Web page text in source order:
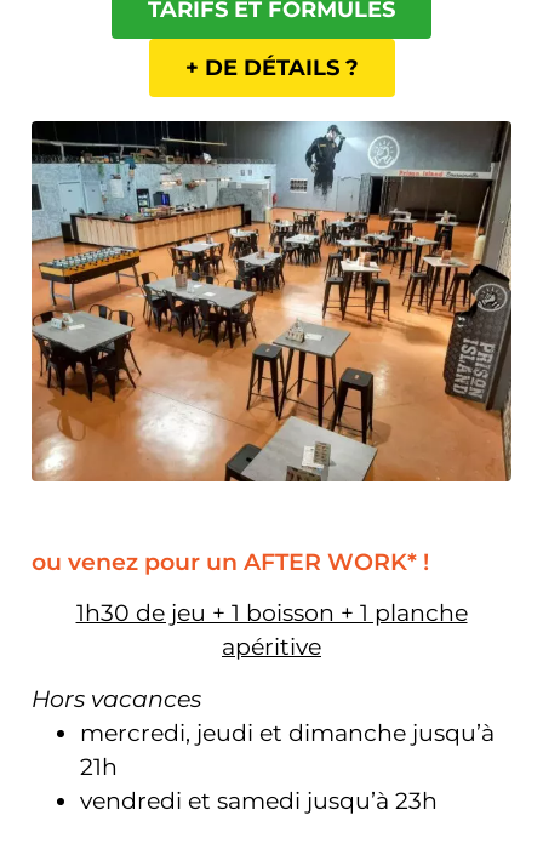
TARIFS ET FORMULES
+ DE DÉTAILS ?
ou venez pour un AFTER WORK* !
1h30 de jeu + 1 boisson + 1 planche
apéritive
Hors vacances
mercredi, jeudi et dimanche jusqu’à
21h
vendredi et samedi jusqu’à 23h